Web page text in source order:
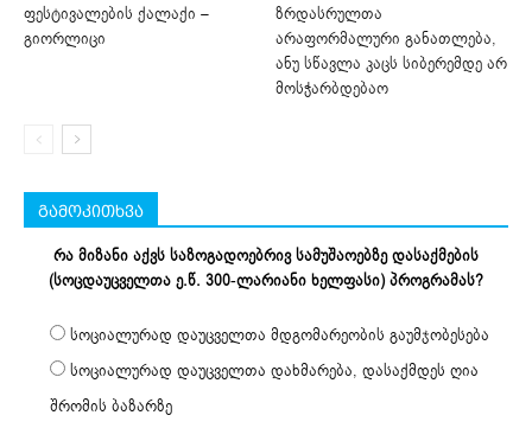
ფესტივალების ქალაქი –
გიორლიცი
ზრდასრულთა
არაფორმალური განათლება,
ანუ სწავლა კაცს სიბერემდე არ
მოსჭარბდებაო
გამოკითხვა
რა მიზანი აქვს საზოგადოებრივ სამუშაოებზე დასაქმების
(სოცდაუცველთა ე.წ. 300-ლარიანი ხელფასი) პროგრამას?
სოციალურად დაუცველთა მდგომარეობის გაუმჯობესება
სოციალურად დაუცველთა დახმარება, დასაქმდეს ღია
შრომის ბაზარზე